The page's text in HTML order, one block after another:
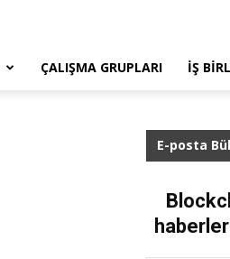
ÇALIŞMA GRUPLARI İŞ
E-posta